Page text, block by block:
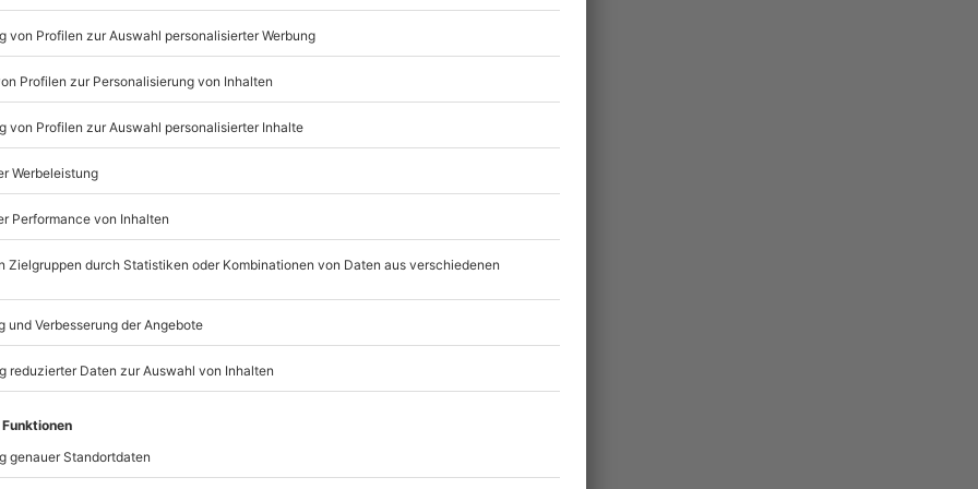
Dich bei jeder Beschleunigung
Mit
Du über die Geraden der
Kurven des Meppener Kurses
bietet die Möglichkeit, die
fotografisch
Geschenk mit
Absprache mit dem
Listenansicht
mydaysGmbH
Mühldorfstraße 8
81671 München
außer an bundesweiten